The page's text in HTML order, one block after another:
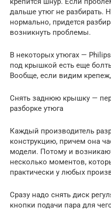
дальше утюг не разбирать.
нормально, придется
возникнуть проблемы.
В некоторых утюгах —
под крышкой есть еще
Вообще, если видим
Снять заднюю крышку —
разборке утюга
Каждый производитель
конструкцию, причем она
модели. Потому и
несколько моментов,
практически у любых
Сразу надо снять диск
кнопки подачи пара для